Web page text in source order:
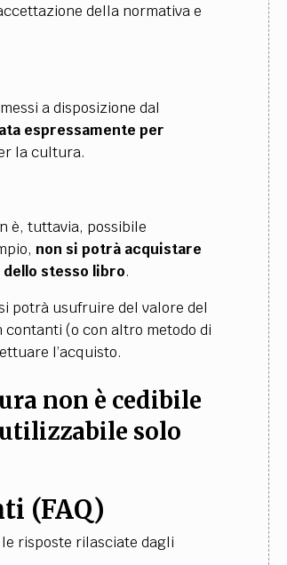
della normativa e
a disposizione dal
espressamente per
la cultura.
è, tuttavia, possibile
non si potrà acquistare
stesso libro.
potrà usufruire del valore del
(o con altro metodo di
l’acquisto.
non è cedibile
solo
(FAQ)
risposte rilasciate dagli